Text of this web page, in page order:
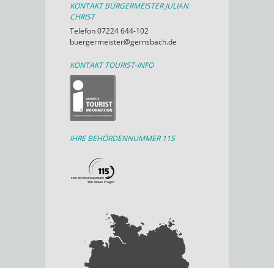
KONTAKT BÜRGERMEISTER JULIAN
CHRIST
Telefon 07224 644-102
buergermeister@gernsbach.de
KONTAKT TOURIST-INFO
IHRE BEHÖRDENNUMMER 115